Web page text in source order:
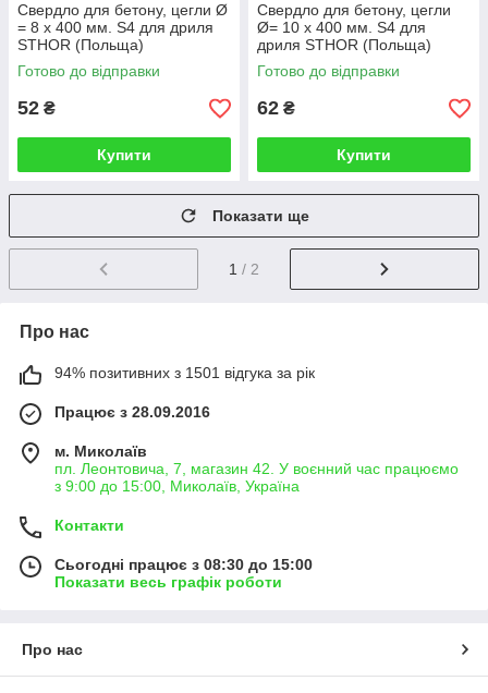
Свердло для бетону, цегли Ø
= 8 x 400 мм. S4 для дриля
STHOR (Польща)
Готово до відправки
52 ₴
Купити
Свердло для бетону, цегли
Ø= 10 x 400 мм. S4 для
дриля STHOR (Польща)
Готово до відправки
62 ₴
Купити
Показати ще
1 / 2
Про нас
94% позитивних з 1501 відгука за рік
Працює з 28.09.2016
м. Миколаїв
пл. Леонтовича, 7, магазин 42. У воєнний час працюємо
з 9:00 до 15:00, Миколаїв, Україна
Контакти
Сьогодні працює з 08:30 до 15:00
Показати весь графік роботи
Про нас